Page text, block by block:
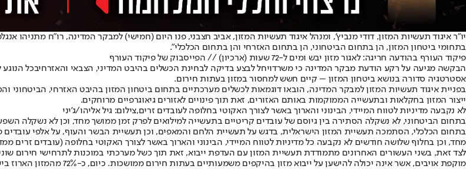
יו"ר איגוד תעשיות המזון, דודי מנביץ', ומנהל איגוד תעשיות המזון, אביב חצבני, פנו היום (חמישי) למבקר המדינה, רו"ח
בתחומי ביטחון המזון, הן בתחום הביטחוני, הן בתחום האזרחי והן בתחום הכלכלי".
פיקוד העורף בהודעה חריגה: לאגור מזון יבש ומים ל-72 שעות (ארכיון) // הפייסבוק של פיקוד העורף
הבקשה מגיעה על רקע הודעת מבקר המדינה כי משרדויחל לבצע בדיקה לבחינת הכשלים בהיבט המדיני, הצבאי והאזרחיבכל
אסטרטגיה סדורה בנושא ביטחון המזון – קיים חשש למחסור במזון בעתות חירום.
בפניית איגוד תעשיות המזון למבקר המדינה, הובאו דוגמאות לכשלים מערכתיים בתחום ביטחון המזון בהיבט האזרחי, הביטחוני
ייצור המזון בחקלאות ובתעשייה הממוקמות באותם האזורים, זאת תוך פינויים לאזורים גיאוגרפיים מרוחקים.
לא נקבעה מדיניות לטווח המיידי, הבינוני והארוך באשר לצורך האקוטי בחלופה לעובדים זרים,צילום: גיל אליהו/ג'יני
בתחום הביטחוני, לא נשקלה הסתירה בין גיוסם של עובדים קריטיים בתעשייה למילואים לפרק זמן ממושך מחד, וכן לא נשקלה
בתחום הכלכלי, הסתמכה תעשיית המזון הישראלית, בדגש על תעשיית הלחם והמאפים, וכן תעשיית הבשר והעוף, על אלפי עובדים
מחד, וכן בחלוף שלושה חודשים לא נקבעה כל מדיניות לטווח המיידי, הבינוני והארוך באשר לצורך האקוטי בחלופה (עובדים זרים
לצד זאת, בשני העשורים האחרונים מתמודדת תעשיית המזון עם העדפת ייבוא, זאת תוך כשל מערכתי במוכנות לתרחישי חירום
מוקפת אויבים, אשר אינה יכולה